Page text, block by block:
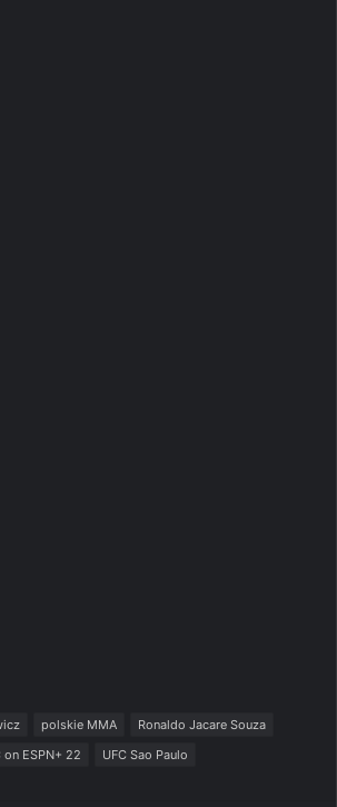
polskie MMA
Ronaldo Jacare Souza
on ESPN+ 22 UFC Sao Paulo